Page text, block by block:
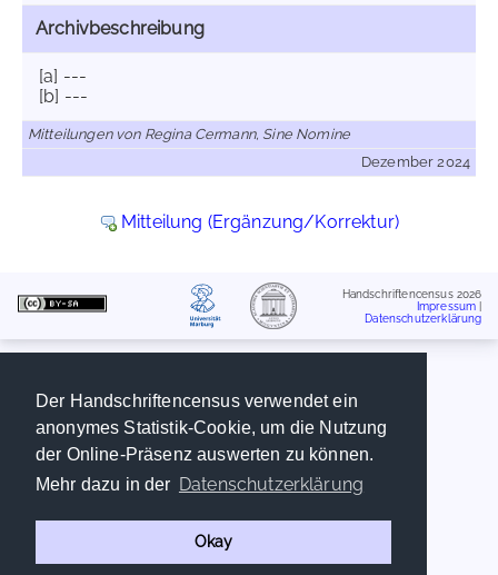
Der Handschriftencensus verwendet ein
anonymes Statistik-Cookie, um die Nutzung
der Online-Präsenz auswerten zu können.
Mehr dazu in der Datenschutzerklärung
Okay
Archivbeschreibung
[a] ---
[b] ---
Mitteilungen von Regina Cermann, Sine Nomine
Dezember 2024
Mitteilung (Ergänzung/Korrektur)
Handschriftencensus 2026
Impressum
Datenschutzerklärung